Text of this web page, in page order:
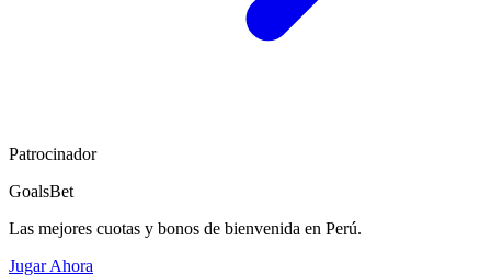
Patrocinador
GoalsBet
Las mejores cuotas y bonos de bienvenida en Perú.
Jugar Ahora